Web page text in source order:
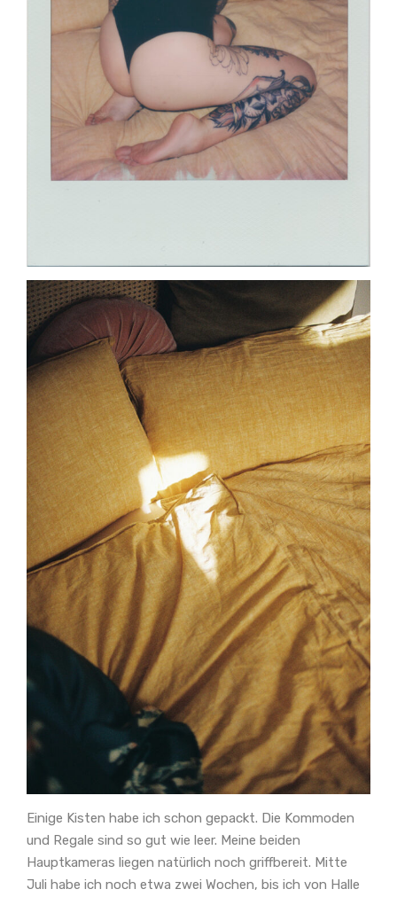
Einige Kisten habe ich schon gepackt. Die Kommoden
und Regale sind so gut wie leer. Meine beiden
Hauptkameras liegen natürlich noch griffbereit. Mitte
Juli habe ich noch etwa zwei Wochen, bis ich von Halle